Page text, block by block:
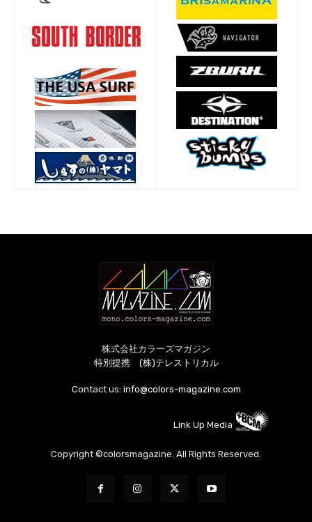
株式会社カラーズマガジン
特別提携 (株)テレストリカル
Contact us: info@colors-magazine.com
Link Up Media
Copyright ©colorsmagazine. All Rights Reserved.